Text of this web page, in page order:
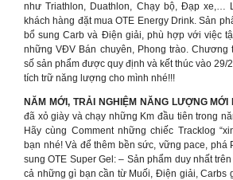
như Triathlon, Duathlon, Chạy bộ, Đạp xe,…
khách hàng đặt mua OTE Energy Drink. Sản
bổ sung Carb và Điện giải, phù hợp với việc
những VĐV Bán chuyên, Phong trào. Chương
số sản phẩm được quy định và kết thúc vào 29/
tích trữ năng lượng cho mình nhé!!!
NĂM MỚI, TRẢI NGHIỆM NĂNG LƯỢNG MỚI
đã xỏ giày và chạy những Km đầu tiên trong
Hãy cùng Comment những chiếc Tracklog
bạn nhé! Và để thêm bền sức, vững pace, phá
sung OTE Super Gel: – Sản phẩm duy nhất
cả những gì bạn cần từ Muối, Điện giải, Carbs